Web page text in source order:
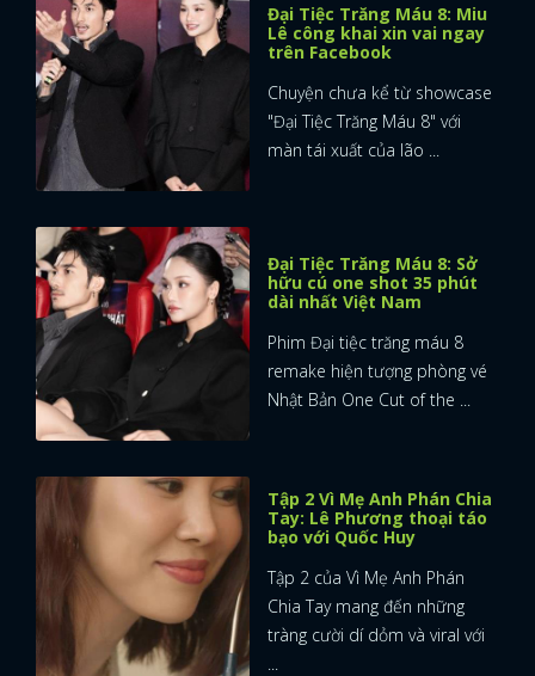
Đại Tiệc Trăng Máu 8: Miu
Lê công khai xin vai ngay
trên Facebook
Chuyện chưa kể từ showcase
"Đại Tiệc Trăng Máu 8" với
màn tái xuất của lão ...
Đại Tiệc Trăng Máu 8: Sở
hữu cú one shot 35 phút
dài nhất Việt Nam
Phim Đại tiệc trăng máu 8
remake hiện tượng phòng vé
Nhật Bản One Cut of the ...
Tập 2 Vì Mẹ Anh Phán Chia
Tay: Lê Phương thoại táo
bạo với Quốc Huy
Tập 2 của Vì Mẹ Anh Phán
Chia Tay mang đến những
tràng cười dí dỏm và viral với
...